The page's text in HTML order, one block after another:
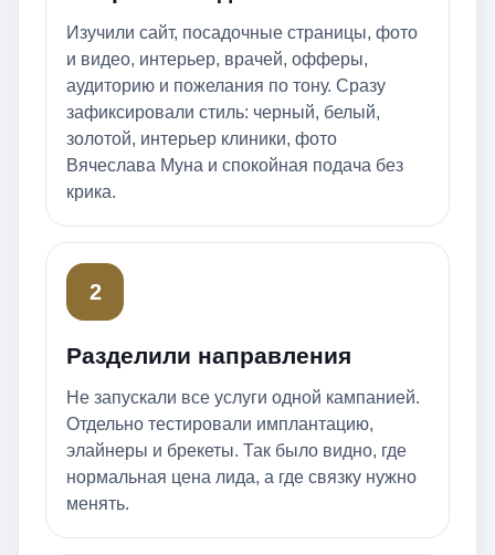
Изучили сайт, посадочные страницы, фото
и видео, интерьер, врачей, офферы,
аудиторию и пожелания по тону. Сразу
зафиксировали стиль: черный, белый,
золотой, интерьер клиники, фото
Вячеслава Муна и спокойная подача без
крика.
2
Разделили направления
Не запускали все услуги одной кампанией.
Отдельно тестировали имплантацию,
элайнеры и брекеты. Так было видно, где
нормальная цена лида, а где связку нужно
менять.